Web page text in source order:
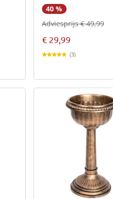
40 %
€ 29,99
Adviesprijs € 49,99
(3)